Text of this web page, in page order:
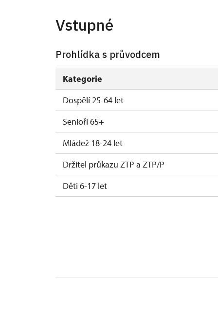
Vstupné
Prohlídka s průvodcem
Kategorie
Dospělí 25-64 let
Senioři 65+
Mládež 18-24 let
Držitel průkazu ZTP a ZTP/P
Děti 6-17 let